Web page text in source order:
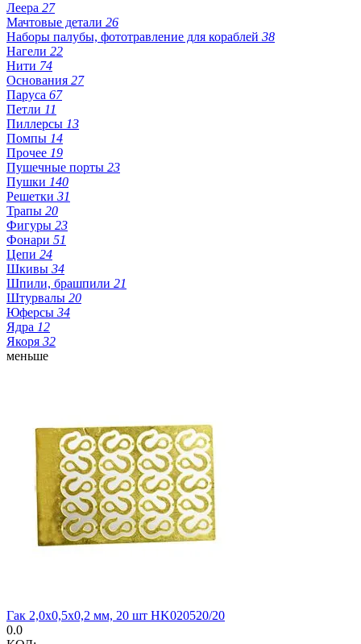
Леера 27
Мачтовые детали 26
Наборы палубы, фототравление для кораблей 38
Нагели 22
Нити 74
Основания 27
Паруса 67
Петли 11
Пиллерсы 13
Помпы 14
Прочее 19
Пушечные порты 23
Пушки 140
Решетки 31
Трапы 20
Фигуры 23
Фонари 51
Цепи 24
Шкивы 34
Шпили, брашпили 21
Штурвалы 20
Юферсы 34
Ядра 12
Якоря 32
меньше
Гак 2,0х0,5х0,2 мм, 20 шт HK020520/20
0.0